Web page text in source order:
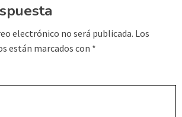
electrónico no será publicada. Los
están marcados con *